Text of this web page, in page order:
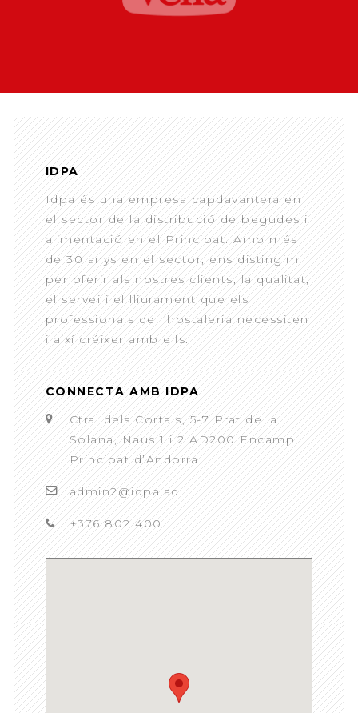
IDPA
Idpa és una empresa capdavantera en
el sector de la distribució de begudes i
alimentació en el Principat. Amb més
de 30 anys en el sector, ens distingim
per oferir als nostres clients, la qualitat,
el servei i el lliurament que els
professionals de l’hostaleria necessiten
i així créixer amb ells.
CONNECTA AMB IDPA
Ctra. dels Cortals, 5-7 Prat de la
Solana, Naus 1 i 2 AD200 Encamp
Principat d’Andorra
admin2@idpa.ad
+376 802 400